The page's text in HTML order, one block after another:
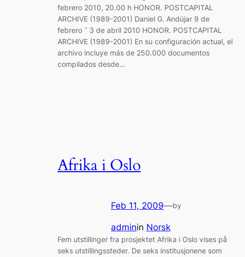
febrero 2010, 20.00 h HONOR. POSTCAPITAL
ARCHIVE (1989-2001) Daniel G. Andújar 9 de
febrero ˆ 3 de abril 2010 HONOR. POSTCAPITAL
ARCHIVE (1989-2001) En su configuración actual, el
archivo incluye más de 250.000 documentos
compilados desde…
Afrika i Oslo
Feb 11, 2009—by
adminin Norsk
Fem utstillinger fra prosjektet Afrika i Oslo vises på
seks utstillingssteder. De seks institusjonene som